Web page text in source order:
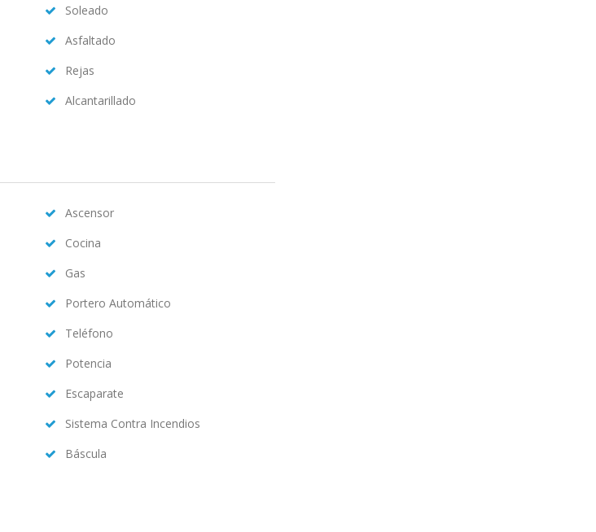
Soleado
Asfaltado
Rejas
Alcantarillado
Ascensor
Cocina
Gas
Portero Automático
Teléfono
Potencia
Escaparate
Sistema Contra Incendios
Báscula